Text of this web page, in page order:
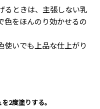
るときは、主張しない乳
色をほんのり効かせるの
使いでも上品な仕上がり
2度塗りする。